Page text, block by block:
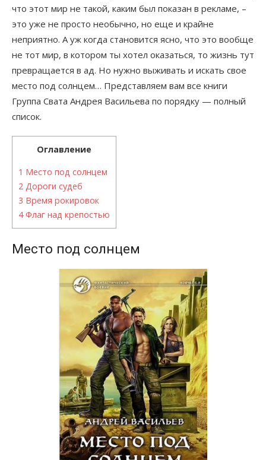
что этот мир не такой, каким был показан в рекламе, –
это уже не просто необычно, но еще и крайне
неприятно. А уж когда становится ясно, что это вообще
не тот мир, в котором ты хотел оказаться, то жизнь тут
превращается в ад. Но нужно выживать и искать свое
место под солнцем… Представляем вам все книги
Группа Свата Андрея Васильева по порядку — полный
список.
Оглавление
1 Место под солнцем
2 Дороги судеб
3 Время рокировок
4Флаг над крепостью
Место под солнцем